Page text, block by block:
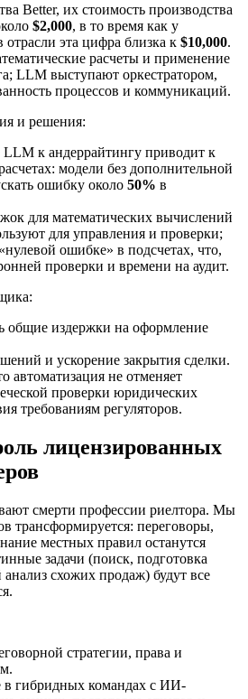
Better, их стоимость производства
$2,000, в то время как у
эта цифра близка к $10,000.
расчеты и применение
LLM выступают оркестратором,
процессов и коммуникаций.
и решения:
к андеррайтингу приводит к
модели без дополнительной
ошибку около 50% в
для математических вычислений
для управления и проверки;
ошибке» в подсчетах, что,
проверки и времени на аудит.
общие издержки на оформление
и ускорение закрытия сделки.
автоматизация не отменяет
проверки юридических
требованиям регуляторов.
лицензированных
смерти профессии риелтора. Мы
трансформируется: переговоры,
местных правил останутся
задачи (поиск, подготовка
схожих продаж) будут все
стратегии, права и
гибридных командах с ИИ-